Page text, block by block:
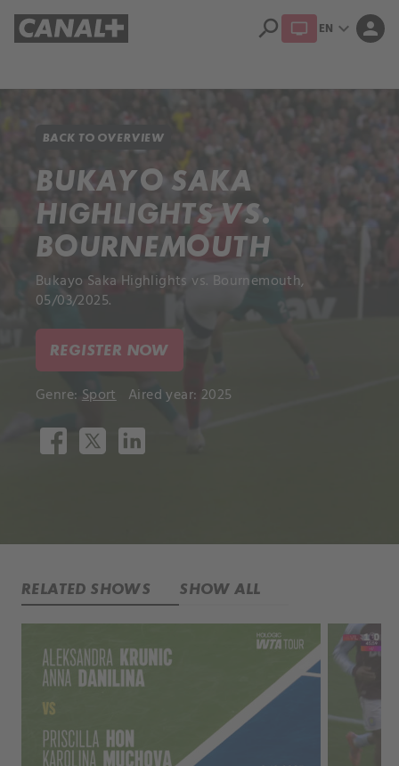
search EN expand_more person
BACK TO OVERVIEW
BUKAYO SAKA
HIGHLIGHTS VS.
BOURNEMOUTH
Bukayo Saka Highlights vs. Bournemouth,
05/03/2025.
REGISTER NOW
Genre: Sport Aired year: 2025
RELATED SHOWS SHOW ALL